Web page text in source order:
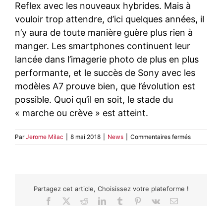
Reflex avec les nouveaux hybrides. Mais à
vouloir trop attendre, d’ici quelques années, il
n’y aura de toute manière guère plus rien à
manger. Les smartphones continuent leur
lancée dans l’imagerie photo de plus en plus
performante, et le succès de Sony avec les
modèles A7 prouve bien, que l’évolution est
possible. Quoi qu’il en soit, le stade du
« marche ou crève » est atteint.
ParJerome Milac 8 mai 2018 News Commentaires ferméssur
Les
Partagez cet article, Choisissez votre plateforme !
Facebook
RedditLinkedInTumblr Pinterest
Vk Email